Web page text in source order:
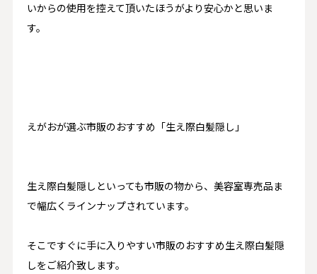
いからの使用を控えて頂いたほうがより安心かと思いま
す。
えがおが選ぶ市販のおすすめ「生え際白髪隠し」
生え際白髪隠しといっても市販の物から、美容室専売品ま
で幅広くラインナップされています。
そこですぐに手に入りやすい市販のおすすめ生え際白髪隠
しをご紹介致します。